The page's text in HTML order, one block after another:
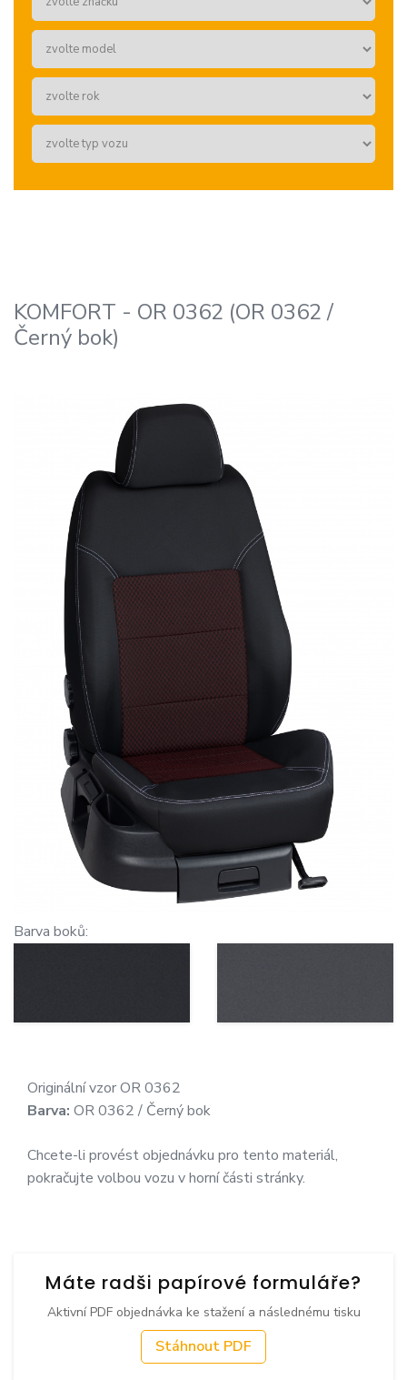
KOMFORT - OR 0362 (OR 0362 /
Černý bok)
Barva boků:
Originální vzor OR 0362
Barva: OR 0362 / Černý bok
Chcete-li provést objednávku pro tento materiál,
pokračujte volbou vozu v horní části stránky.
Máte radši papírové formuláře?
Aktivní PDF objednávka ke stažení a následnému tisku
Stáhnout PDF